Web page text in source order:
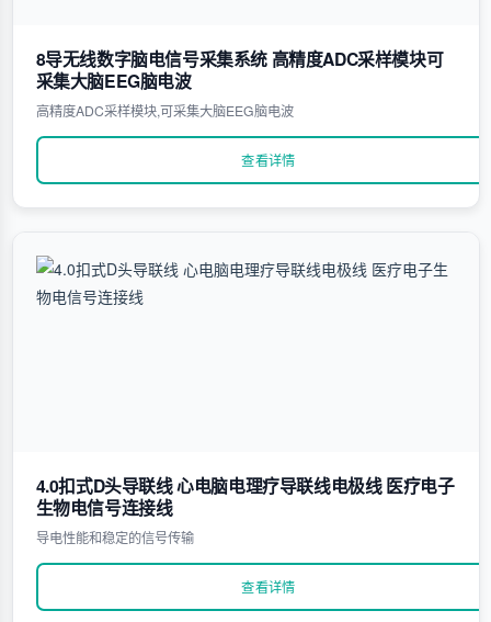
8导无线数字脑电信号采集系统 高精度ADC采样模块可
采集大脑EEG脑电波
高精度ADC采样模块,可采集大脑EEG脑电波
查看详情
4.0扣式D头导联线 心电脑电理疗导联线电极线 医疗电子
生物电信号连接线
导电性能和稳定的信号传输
查看详情